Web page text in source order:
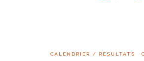
CALENDRIER / RÉSULTATS